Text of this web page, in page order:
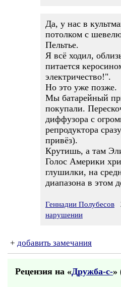
Да, у нас в
потолком с
Пельтье.
Я всё ходил,
питается
электричество!".
Но это уже позже.
Мы батарейный
покупали.
диффузора с
репродуктора
привёз).
Крутишь, а там
Голос Америки
глушилки, на
диапазона в этом
Геннадии Полубесов
нарушении
+ добавить замечания
Рецензия на «Дружба-с-»